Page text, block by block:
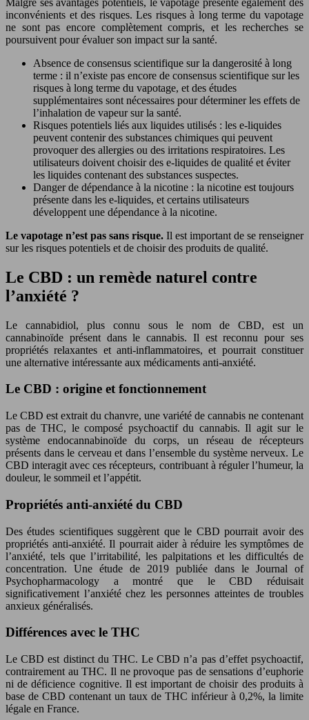
inconvénients et des risques. Les risques à long terme du vapotage
ne sont pas encore complètement compris, et les recherches se
poursuivent pour évaluer son impact sur la santé.
Absence de consensus scientifique sur la dangerosité à long
terme : il n’existe pas encore de consensus scientifique sur les
risques à long terme du vapotage, et des études
supplémentaires sont nécessaires pour déterminer les effets de
l’inhalation de vapeur sur la santé.
Risques potentiels liés aux liquides utilisés : les e-liquides
peuvent contenir des substances chimiques qui peuvent
provoquer des allergies ou des irritations respiratoires. Les
utilisateurs doivent choisir des e-liquides de qualité et éviter
les liquides contenant des substances suspectes.
Danger de dépendance à la nicotine : la nicotine est toujours
présente dans les e-liquides, et certains utilisateurs
développent une dépendance à la nicotine.
Le vapotage n’est pas sans risque. Il est important de se renseigner
sur les risques potentiels et de choisir des produits de qualité.
Le CBD : un remède naturel contre
l’anxiété ?
Le cannabidiol, plus connu sous le nom de CBD, est un
cannabinoïde présent dans le cannabis. Il est reconnu pour ses
propriétés relaxantes et anti-inflammatoires, et pourrait constituer
une alternative intéressante aux médicaments anti-anxiété.
Le CBD : origine et fonctionnement
Le CBD est extrait du chanvre, une variété de cannabis ne contenant
pas de THC, le composé psychoactif du cannabis. Il agit sur le
système endocannabinoïde du corps, un réseau de récepteurs
présents dans le cerveau et dans l’ensemble du système nerveux. Le
CBD interagit avec ces récepteurs, contribuant à réguler l’humeur, la
douleur, le sommeil et l’appétit.
Propriétés anti-anxiété du CBD
Des études scientifiques suggèrent que le CBD pourrait avoir des
propriétés anti-anxiété. Il pourrait aider à réduire les symptômes de
l’anxiété, tels que l’irritabilité, les palpitations et les difficultés de
concentration. Une étude de 2019 publiée dans le Journal of
Psychopharmacology a montré que le CBD réduisait
significativement l’anxiété chez les personnes atteintes de troubles
anxieux généralisés.
Différences avec le THC
Le CBD est distinct du THC. Le CBD n’a pas d’effet psychoactif,
contrairement au THC. Il ne provoque pas de sensations d’euphorie
ni de déficience cognitive. Il est important de choisir des produits à
base de CBD contenant un taux de THC inférieur à 0,2%, la limite
légale en France.